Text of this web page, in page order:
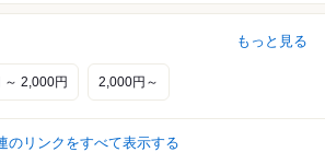
もっと見る
～ 2,000円 2,000円～
のリンクをすべて表示する